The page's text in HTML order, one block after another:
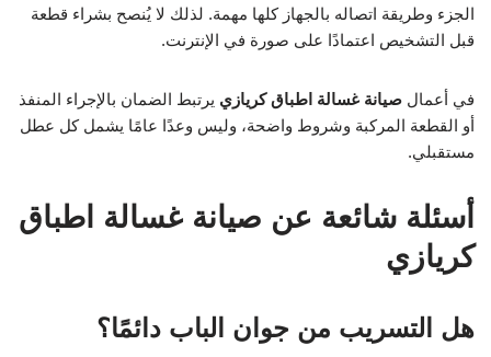
الجزء وطريقة اتصاله بالجهاز كلها مهمة. لذلك لا يُنصح بشراء قطعة
قبل التشخيص اعتمادًا على صورة في الإنترنت.
في أعمال صيانة غسالة اطباق كريازي يرتبط الضمان بالإجراء المنفذ
أو القطعة المركبة وشروط واضحة، وليس وعدًا عامًا يشمل كل عطل
مستقبلي.
أسئلة شائعة عن صيانة غسالة اطباق
كريازي
هل التسريب من جوان الباب دائمًا؟